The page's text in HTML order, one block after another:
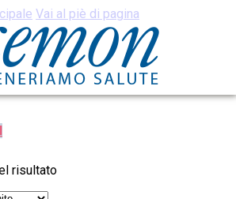
Vai al piè di pagina
risultato